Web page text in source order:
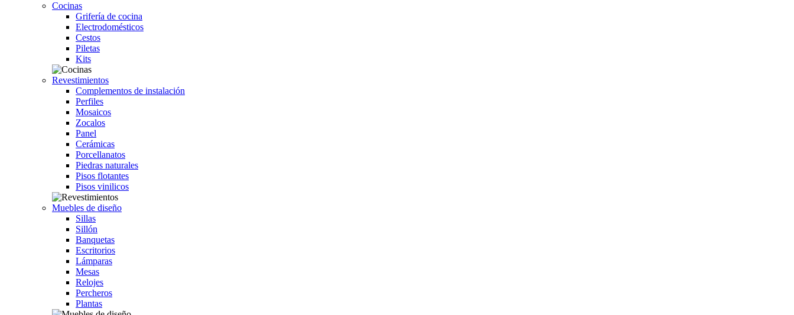
Cocinas
Grifería de cocina
Electrodomésticos
Cestos
Piletas
Kits
Revestimientos
Complementos de instalación
Perfiles
Mosaicos
Zocalos
Panel
Cerámicas
Porcellanatos
Piedras naturales
Pisos flotantes
Pisos vinilicos
Muebles de diseño
Sillas
Sillón
Banquetas
Escritorios
Lámparas
Mesas
Relojes
Percheros
Plantas